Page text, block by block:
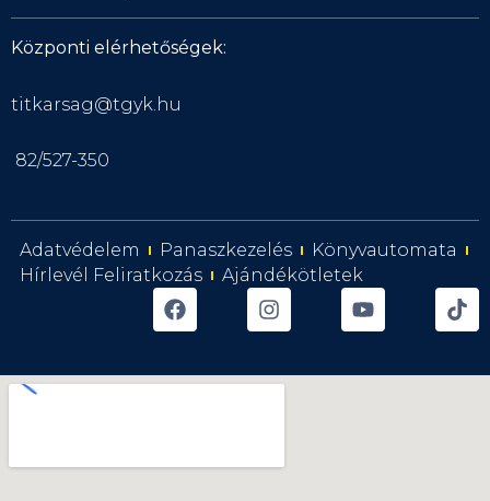
Központi elérhetőségek:
titkarsag@tgyk.hu
82/527-350
Adatvédelem Panaszkezelés
Könyvautomata
Hírlevél Feliratkozás
Ajándékötletek